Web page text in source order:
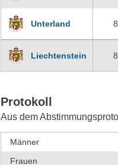
Unterland
Liechtenstein
Protokoll
Aus dem
Männer
Frauen